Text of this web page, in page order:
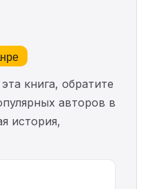
книга, обратите
авторов в
история,